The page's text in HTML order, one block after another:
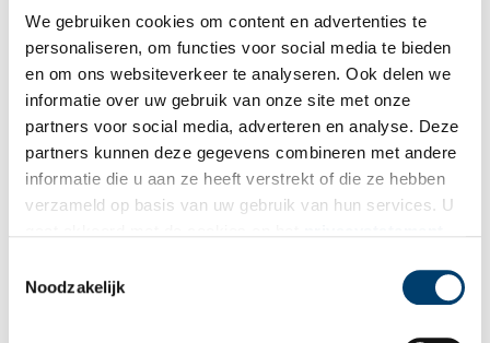
We gebruiken cookies om content en advertenties te
personaliseren, om functies voor social media te bieden
en om ons websiteverkeer te analyseren. Ook delen we
informatie over uw gebruik van onze site met onze
partners voor social media, adverteren en analyse. Deze
partners kunnen deze gegevens combineren met andere
informatie die u aan ze heeft verstrekt of die ze hebben
verzameld op basis van uw gebruik van hun services. U
Noodzakelijk